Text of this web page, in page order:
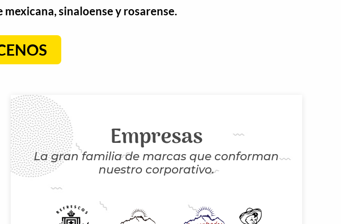
sinaloense y rosarense.
Empresas
La gran familia de marcas que conforman
nuestro corporativo.